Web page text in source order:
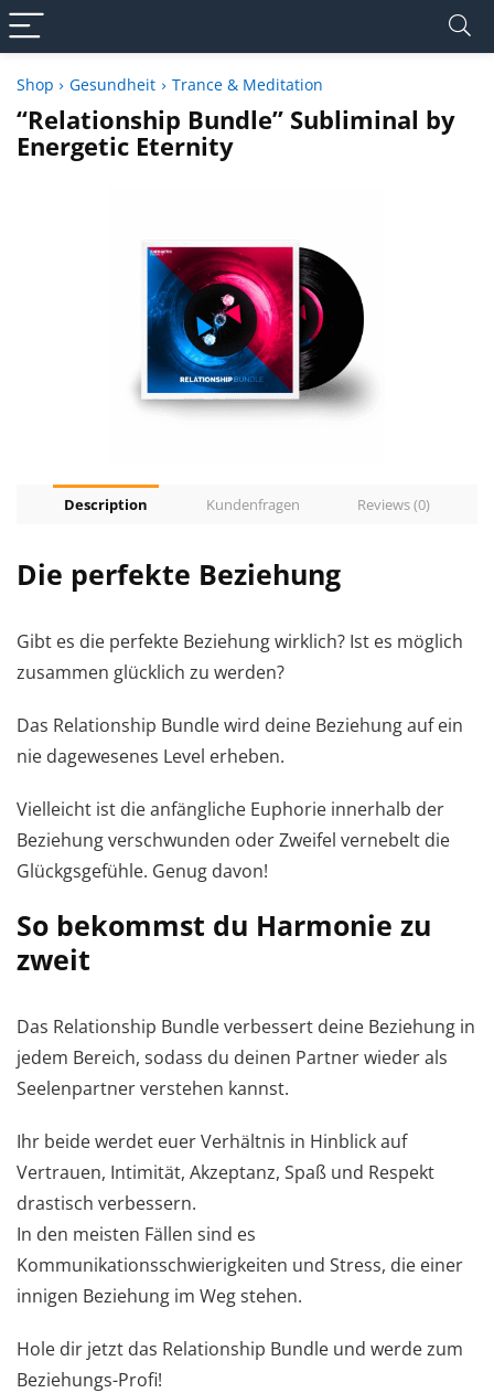
Shop Gesundheit Trance & Meditation
“Relationship Bundle” Subliminal by
Energetic Eternity
Description Kundenfragen Reviews (0)
Die perfekte Beziehung
Gibt es die perfekte Beziehung wirklich? Ist es möglich
zusammen glücklich zu werden?
Das Relationship Bundle wird deine Beziehung auf ein
nie dagewesenes Level erheben.
Vielleicht ist die anfängliche Euphorie innerhalb der
Beziehung verschwunden oder Zweifel vernebelt die
Glückgsgefühle. Genug davon!
So bekommst du Harmonie zu
zweit
Das Relationship Bundle verbessert deine Beziehung in
jedem Bereich, sodass du deinen Partner wieder als
Seelenpartner verstehen kannst.
Ihr beide werdet euer Verhältnis in Hinblick auf
Vertrauen, Intimität, Akzeptanz, Spaß und Respekt
drastisch verbessern.
In den meisten Fällen sind es
Kommunikationsschwierigkeiten und Stress, die einer
innigen Beziehung im Weg stehen.
Hole dir jetzt das Relationship Bundle und werde zum
Beziehungs-Profi!